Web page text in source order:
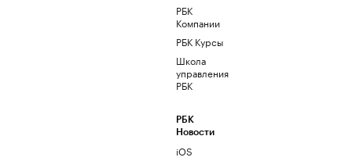
РБК
Компании
РБК Курсы
Школа
управления
РБК
РБК
Новости
iOS